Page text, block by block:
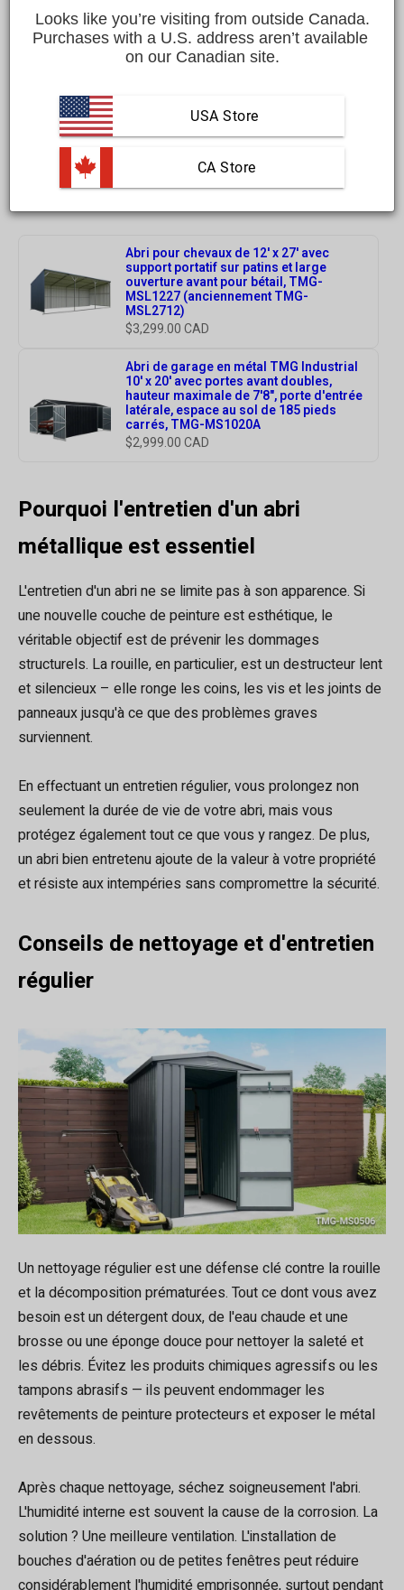
essentiel pour assurer sa longévité, son intégrité
structurelle et sa protection contre les intempéries.
essentielles pour maintenir votre abri métallique en parfait
état, prévenir la rouille et prolonger sa durée de vie utile.
Abri pour chevaux de 12' x 27' avec
support portatif sur patins et large
ouverture avant pour bétail, TMG-
MSL1227 (anciennement TMG-
MSL2712)
$3,299.00 CAD
Abri de garage en métal TMG Industrial
10' x 20' avec portes avant doubles,
hauteur maximale de 7'8", porte d'entrée
latérale, espace au sol de 185 pieds
carrés, TMG-MS1020A
$2,999.00 CAD
Pourquoi l'entretien d'un abri
métallique est essentiel
L'entretien d'un abri ne se limite pas à son apparence. Si
une nouvelle couche de peinture est esthétique, le
véritable objectif est de prévenir les dommages
structurels. La rouille, en particulier, est un destructeur lent
et silencieux – elle ronge les coins, les vis et les joints de
panneaux jusqu'à ce que des problèmes graves
surviennent.
En effectuant un entretien régulier, vous prolongez non
seulement la durée de vie de votre abri, mais vous
protégez également tout ce que vous y rangez. De plus,
un abri bien entretenu ajoute de la valeur à votre propriété
et résiste aux intempéries sans compromettre la sécurité.
Conseils de nettoyage et d'entretien
régulier
Un nettoyage régulier est une défense clé contre la rouille
et la décomposition prématurées. Tout ce dont vous avez
besoin est un détergent doux, de l'eau chaude et une
brosse ou une éponge douce pour nettoyer la saleté et
les débris. Évitez les produits chimiques agressifs ou les
tampons abrasifs — ils peuvent endommager les
revêtements de peinture protecteurs et exposer le métal
en dessous.
Après chaque nettoyage, séchez soigneusement l'abri.
L'humidité interne est souvent la cause de la corrosion. La
solution ? Une meilleure ventilation. L'installation de
bouches d'aération ou de petites fenêtres peut réduire
considérablement l'humidité emprisonnée, surtout pendant
Looks like you’re visiting from outside Canada.
Purchases with a U.S. address aren’t available
on our Canadian site.
USA Store
CA Store